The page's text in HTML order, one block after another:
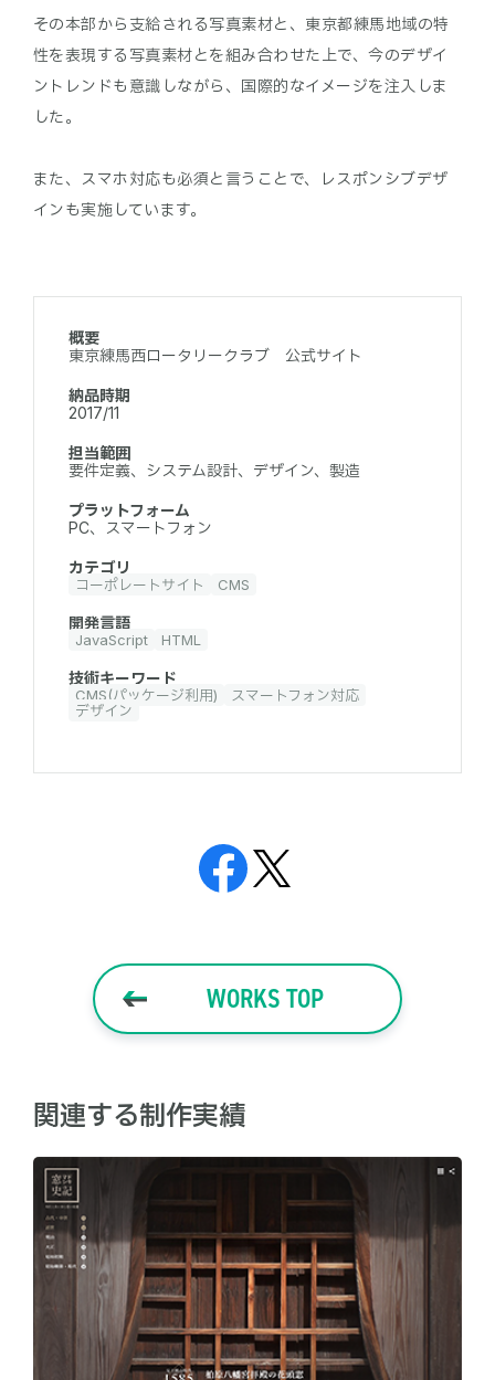
その本部から支給される写真素材と、東京都練馬地域の特
性を表現する写真素材とを組み合わせた上で、今のデザイ
ントレンドも意識しながら、国際的なイメージを注入しま
した。
また、スマホ対応も必須と言うことで、レスポンシブデザ
概要
東京練馬西ロータリークラブ 公式サイト
納品時期
2017/11
担当範囲
要件定義、システム設計、デザイン、製造
プラットフォーム
PC、スマートフォン
カテゴリ
コーポレートサイト CMS
開発言語
JavaScript HTML
技術キーワード
CMS(パッケージ利用)
スマートフォン対応
デザイン
WORKS TOP
関連する制作実績